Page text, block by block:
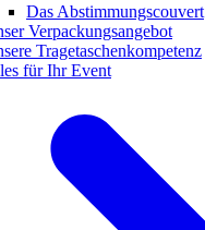
Das Abstimmungscouvert
Verpackungsangebot
Tragetaschenkompetenz
für Ihr Event